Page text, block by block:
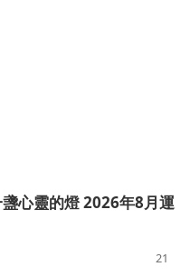
心靈的燈 2026年8月運
21